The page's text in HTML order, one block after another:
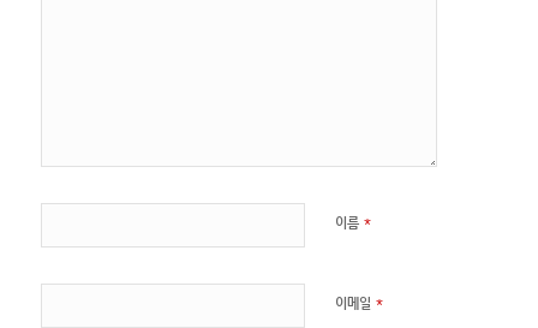
이름 *
이메일 *